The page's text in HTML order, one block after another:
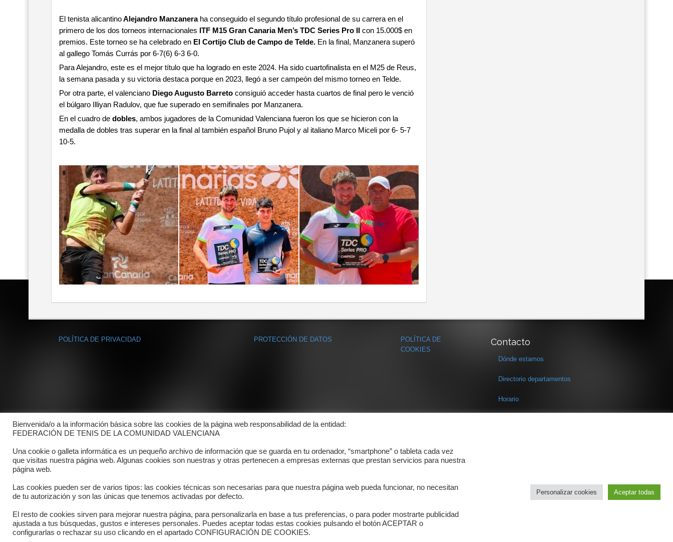
El tenista alicantinoAlejandro Manzaneraha conseguido el segundo título profesional de su carrera en el
primero de los dos torneos internacionales ITF M15 Gran Canaria Men’s TDC Series Pro II
con 15.000$ en
premios. Este torneo se ha celebrado en El Cortijo Club de Campo de Telde. En la final, Manzanera superó
al gallego Tomás Currás por 6-7(6) 6-3 6-0.
Para Alejandro, este es el mejor título que ha logrado en este 2024. Ha sido cuartofinalista en el M25 de Reus,
la semana pasada y su victoria destaca porque en 2023, llegó a ser campeón del mismo torneo en Telde.
Por otra parte, el valenciano Diego Augusto Barreto consiguió acceder hasta cuartos de final pero le venció
el búlgaro Illiyan Radulov, que fue superado en semifinales por Manzanera.
En el cuadro de dobles, ambos jugadores de la Comunidad Valenciana fueron los que se hicieron con la
medalla de dobles tras superar en la final al también español Bruno Pujol y al italiano Marco Miceli por 6- 5-7
10-5.
POLÍTICA DE PRIVACIDAD PROTECCIÓN DE DATOS
POLÍTICA DE
COOKIES
Contacto
Dónde estamos
Directorio departamentos
Horario
Copyright © 2025 FTCV
Bienvenida/o a la información básica sobre las cookies de la página web responsabilidad de la entidad:
FEDERACIÓN DE TENIS DE LA COMUNIDAD VALENCIANA
Una cookie o galleta informática es un pequeño archivo de información que se guarda en tu ordenador, “smartphone” o tableta cada vez
que visitas nuestra página web. Algunas cookies son nuestras y otras pertenecen a empresas externas que prestan servicios para nuestra
página web.
Las cookies pueden ser de varios tipos: las cookies técnicas son necesarias para que nuestra página web pueda funcionar, no necesitan
de tu autorización y son las únicas que tenemos activadas por defecto.
El resto de cookies sirven para mejorar nuestra página, para personalizarla en base a tus preferencias, o para poder mostrarte publicidad
ajustada a tus búsquedas, gustos e intereses personales. Puedes aceptar todas estas cookies pulsando el botón ACEPTAR o
configurarlas o rechazar su uso clicando en el apartado CONFIGURACIÓN DE COOKIES.
Personalizar cookies Aceptar todas